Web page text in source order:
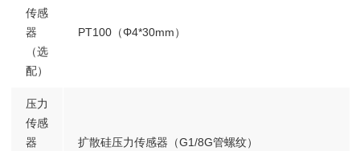
传感
器
（选
配）
PT100（Φ4*30mm）
压力
传感
器
扩散硅压力传感器（G1/8G管螺纹）